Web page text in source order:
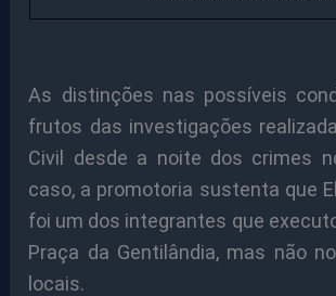
As distinções nas possíveis
frutos das investigações
Civil desde a noite dos crimes
caso, a promotoria sustenta que
foi um dos integrantes que
Praça da Gentilândia, mas não
locais.